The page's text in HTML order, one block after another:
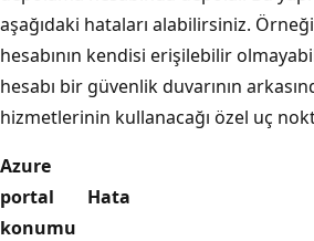
aşağıdaki hataları alabilirsiniz.
hesabının kendisi erişilebilir
hesabı bir güvenlik duvarının
hizmetlerinin kullanacağı özel uç
Azure
portal
konumu
Hata